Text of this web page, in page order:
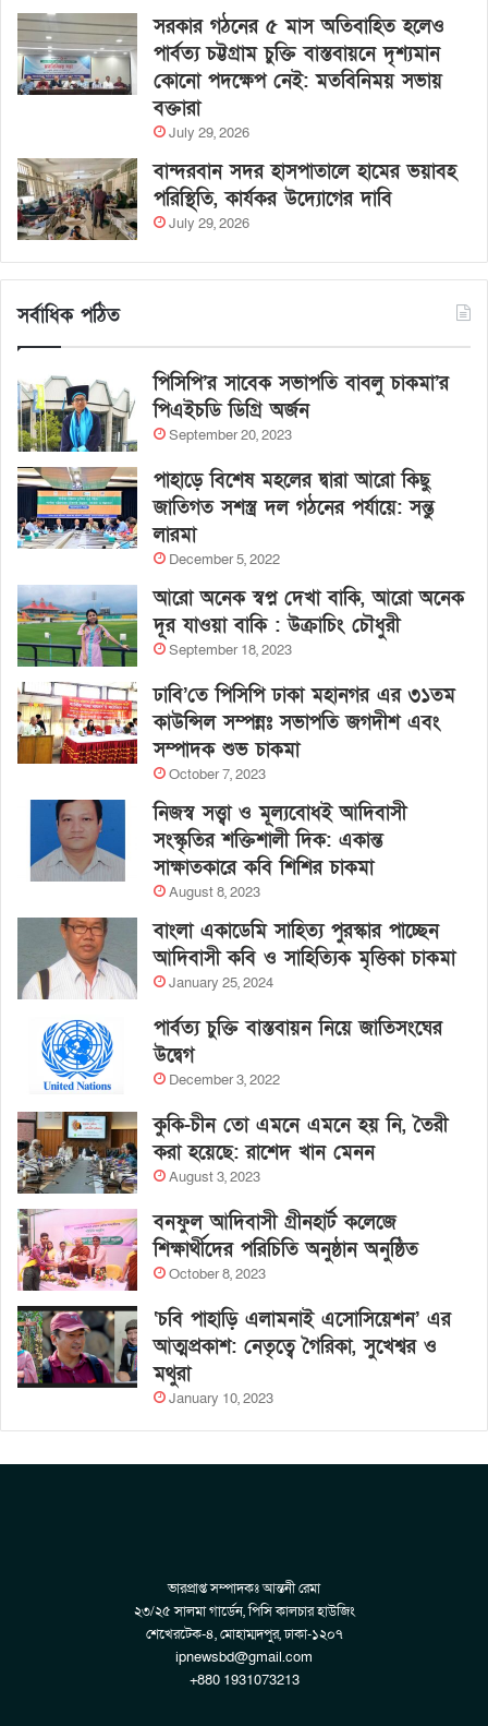
সরকার গঠনের ৫ মাস অতিবাহিত হলেও
পার্বত্য চট্টগ্রাম চুক্তি বাস্তবায়নে দৃশ্যমান
কোনো পদক্ষেপ নেই: মতবিনিময় সভায়
বক্তারা
July 29, 2026
বান্দরবান সদর হাসপাতালে হামের ভয়াবহ
পরিস্থিতি, কার্যকর উদ্যোগের দাবি
July 29, 2026
সর্বাধিক পঠিত
পিসিপি’র সাবেক সভাপতি বাবলু চাকমা’র
পিএইচডি ডিগ্রি অর্জন
September 20, 2023
পাহাড়ে বিশেষ মহলের দ্বারা আরো কিছু
জাতিগত সশস্ত্র দল গঠনের পর্যায়ে: সন্তু
লারমা
December 5, 2022
আরো অনেক স্বপ্ন দেখা বাকি, আরো অনেক
দূর যাওয়া বাকি : উক্রাচিং চৌধুরী
September 18, 2023
ঢাবি’তে পিসিপি ঢাকা মহানগর এর ৩১তম
কাউন্সিল সম্পন্নঃ সভাপতি জগদীশ এবং
সম্পাদক শুভ চাকমা
October 7, 2023
নিজস্ব সত্ত্বা ও মূল্যবোধই আদিবাসী
সংস্কৃতির শক্তিশালী দিক: একান্ত
সাক্ষাতকারে কবি শিশির চাকমা
August 8, 2023
বাংলা একাডেমি সাহিত্য পুরস্কার পাচ্ছেন
আদিবাসী কবি ও সাহিত্যিক মৃত্তিকা চাকমা
January 25, 2024
পার্বত্য চুক্তি বাস্তবায়ন নিয়ে জাতিসংঘের
উদ্বেগ
December 3, 2022
কুকি-চীন তো এমনে এমনে হয় নি, তৈরী
করা হয়েছে: রাশেদ খান মেনন
August 3, 2023
বনফুল আদিবাসী গ্রীনহার্ট কলেজে
শিক্ষার্থীদের পরিচিতি অনুষ্ঠান অনুষ্ঠিত
October 8, 2023
‘চবি পাহাড়ি এলামনাই এসোসিয়েশন’ এর
আত্মপ্রকাশ: নেতৃত্বে গৈরিকা, সুখেশ্বর ও
মথুরা
January 10, 2023
ভারপ্রাপ্ত সম্পাদকঃ আন্তনী রেমা
২৩/২৫ সালমা গার্ডেন, পিসি কালচার হাউজিং
শেখেরটেক-৪, মোহাম্মদপুর, ঢাকা-১২০৭
ipnewsbd@gmail.com
+880 1931073213